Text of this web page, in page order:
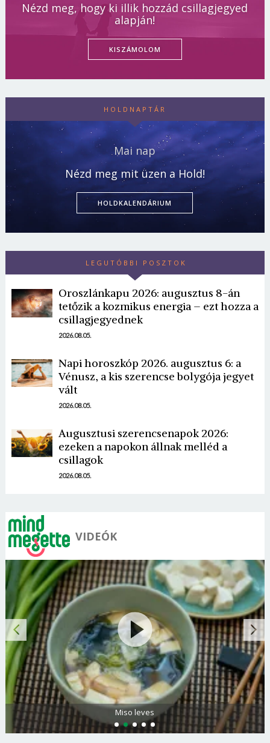
Nézd meg, hogy ki illik hozzád csillagjegyed
alapján!
KISZÁMOLOM
HOLDNAPTÁR
Mai nap
Nézd meg mit üzen a Hold!
HOLDKALENDÁRIUM
LEGUTÓBBI POSZTOK
Oroszlánkapu 2026: augusztus 8-án
tetőzik a kozmikus energia – ezt hozza a
csillagjegyednek
2026.08.05.
Napi horoszkóp 2026. augusztus 6: a
Vénusz, a kis szerencse bolygója jegyet
vált
2026.08.05.
Augusztusi szerencsenapok 2026:
ezeken a napokon állnak melléd a
csillagok
2026.08.05.
VIDEÓK
Miso leves
Borsonline bejelentkezés